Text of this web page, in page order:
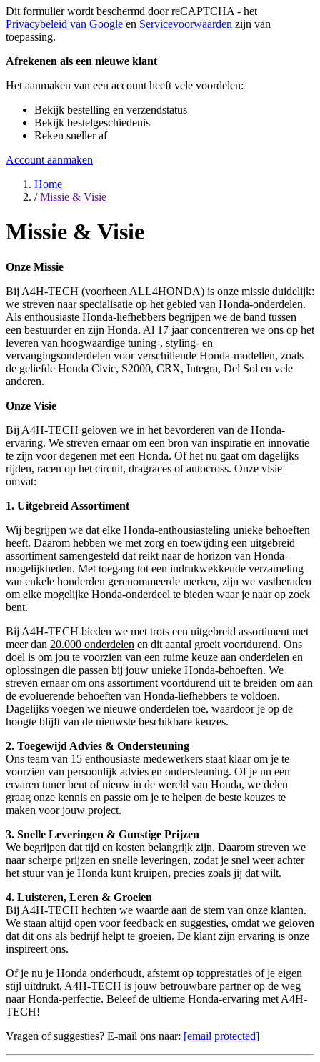
Dit formulier wordt beschermd door reCAPTCHA - het
Privacybeleid van Google en Servicevoorwaarden zijn van
toepassing.
Afrekenen als een nieuwe klant
Het aanmaken van een account heeft vele voordelen:
Bekijk bestelling en verzendstatus
Bekijk bestelgeschiedenis
Reken sneller af
Account aanmaken
Home
/ Missie & Visie
Missie & Visie
Onze Missie
Bij A4H-TECH (voorheen ALL4HONDA) is onze missie duidelijk:
we streven naar specialisatie op het gebied van Honda-onderdelen.
Als enthousiaste Honda-liefhebbers begrijpen we de band tussen
een bestuurder en zijn Honda. Al 17 jaar concentreren we ons op het
leveren van hoogwaardige tuning-, styling- en
vervangingsonderdelen voor verschillende Honda-modellen, zoals
de geliefde Honda Civic, S2000, CRX, Integra, Del Sol en vele
anderen.
Onze Visie
Bij A4H-TECH geloven we in het bevorderen van de Honda-
ervaring. We streven ernaar om een bron van inspiratie en innovatie
te zijn voor degenen met een Honda. Of het nu gaat om dagelijks
rijden, racen op het circuit, dragraces of autocross. Onze visie
omvat:
1. Uitgebreid Assortiment
Wij begrijpen we dat elke Honda-enthousiasteling unieke behoeften
heeft. Daarom hebben we met zorg en toewijding een uitgebreid
assortiment samengesteld dat reikt naar de horizon van Honda-
mogelijkheden. Met toegang tot een indrukwekkende verzameling
van enkele honderden gerenommeerde merken, zijn we vastberaden
om elke mogelijke Honda-onderdeel te bieden waar je naar op zoek
bent.
Bij A4H-TECH bieden we met trots een uitgebreid assortiment met
meer dan 20.000 onderdelen en dit aantal groeit voortdurend. Ons
doel is om jou te voorzien van een ruime keuze aan onderdelen en
oplossingen die passen bij jouw unieke Honda-behoeften. We
streven ernaar om ons assortiment voortdurend uit te breiden om aan
de evoluerende behoeften van Honda-liefhebbers te voldoen.
Dagelijks voegen we nieuwe onderdelen toe, waardoor je op de
hoogte blijft van de nieuwste beschikbare keuzes.
2. Toegewijd Advies & Ondersteuning
Ons team van 15 enthousiaste medewerkers staat klaar om je te
voorzien van persoonlijk advies en ondersteuning. Of je nu een
ervaren tuner bent of nieuw in de wereld van Honda, we delen
graag onze kennis en passie om je te helpen de beste keuzes te
maken voor jouw project.
3. Snelle Leveringen & Gunstige Prijzen
We begrijpen dat tijd en kosten belangrijk zijn. Daarom streven we
naar scherpe prijzen en snelle leveringen, zodat je snel weer achter
het stuur van je Honda kunt kruipen, precies zoals jij dat wilt.
4. Luisteren, Leren & Groeien
Bij A4H-TECH hechten we waarde aan de stem van onze klanten.
We staan altijd open voor feedback en suggesties, omdat we geloven
dat dit ons als bedrijf helpt te groeien. De klant zijn ervaring is onze
inspireert ons.
Of je nu je Honda onderhoudt, afstemt op topprestaties of je eigen
stijl uitdrukt, A4H-TECH is jouw betrouwbare partner op de weg
naar Honda-perfectie. Beleef de ultieme Honda-ervaring met A4H-
TECH!
Vragen of suggesties? E-mail ons naar: [email protected]